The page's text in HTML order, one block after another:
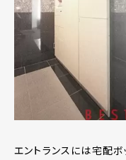
エントランスには宅配